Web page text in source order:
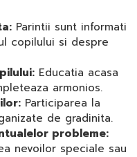
Parintii sunt informati
copilului si despre
Educatia acasa
armonios.
Participarea la
de gradinita.
probleme:
nevoilor speciale sau